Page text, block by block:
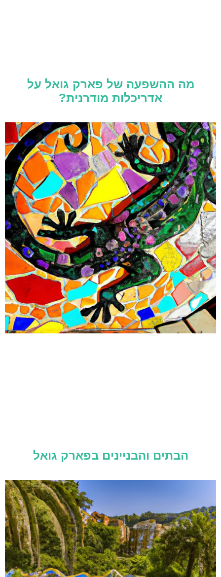
מה ההשפעה של פארק גואל על
אדריכלות מודרנית?
הבתים והבניינים בפארק גואל